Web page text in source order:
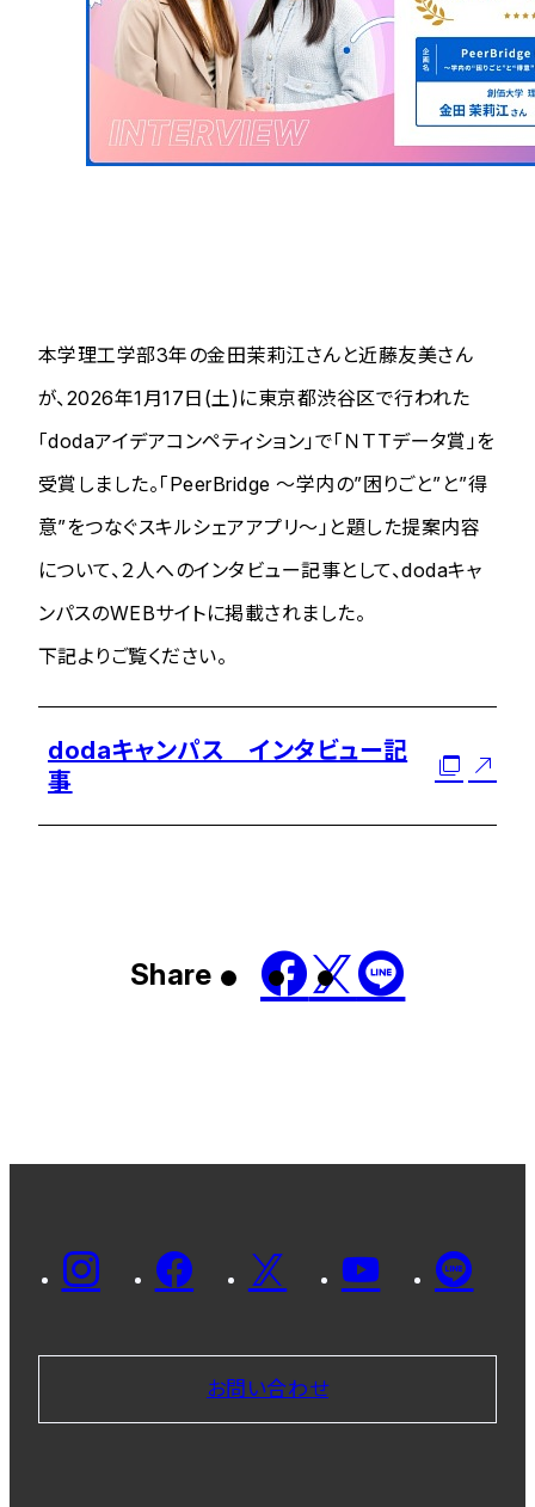
本学理工学部3年の金田茉莉江さんと近藤友美さん
が、2026年1月17日(土)に東京都渋谷区で行われた
「dodaアイデアコンペティション」で「ＮＴＴデータ賞」を
受賞しました。「PeerBridge 〜学内の”困りごと”と”得
意”をつなぐスキルシェアアプリ〜」と題した提案内容
について、２人へのインタビュー記事として、dodaキャ
ンパスのWEBサイトに掲載されました。
下記よりご覧ください。
dodaキャンパス インタビュー記
事
Share
お問い合わせ